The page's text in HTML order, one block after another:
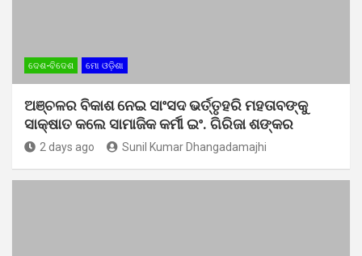
ଦେଶ-ବିଦେଶ ମୋ ଓଡ଼ିଶା
ଅଞ୍ଚଳର ବିକାଶ ନେଇ ସାଂସଦ ଭର୍ତ୍ତୃହରି ମହତାବଙ୍କୁ
ସାକ୍ଷାତ କଲେ ସାମାଜିକ କର୍ମୀ ଇଂ. ଗିରିଜା ଶଙ୍କର
2 days ago Sunil Kumar Dhangadamajhi